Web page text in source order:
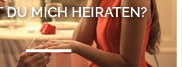
DU MICH HEIRATEN?